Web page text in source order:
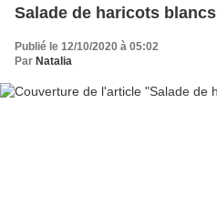
Salade de haricots blancs
Publié le 12/10/2020 à 05:02
Par Natalia